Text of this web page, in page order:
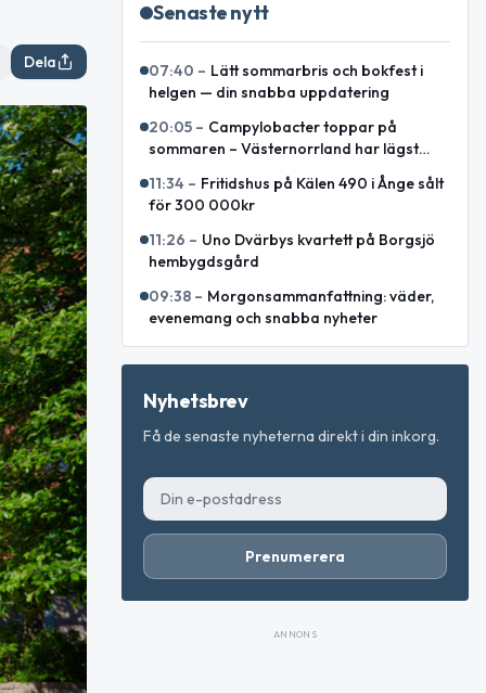
Dela
Senaste nytt
07:40 – Lätt sommarbris och bokfest i
helgen — din snabba uppdatering
20:05 – Campylobacter toppar på
sommaren – Västernorrland har lägst
11:34 – Fritidshus på Kälen 490 i Ånge sålt
för 300 000kr
11:26 – Uno Dvärbys kvartett på Borgsjö
hembygdsgård
09:38 – Morgonsammanfattning: väder,
evenemang och snabba nyheter
Nyhetsbrev
Få de senaste nyheterna direkt i din inkorg.
Prenumerera
ANNONS